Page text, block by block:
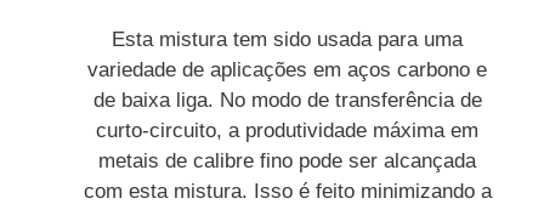
Esta mistura tem sido usada para uma
variedade de aplicações em aços carbono e
de baixa liga. No modo de transferência de
curto-circuito, a produtividade máxima em
metais de calibre fino pode ser alcançada
com esta mistura. Isso é feito minimizando a